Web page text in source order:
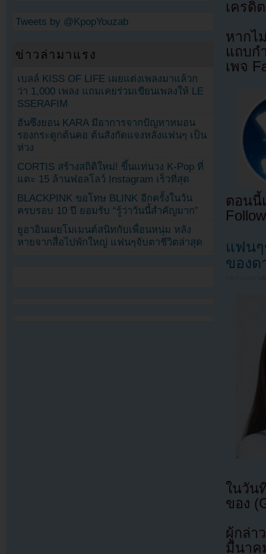
เครดิ
หากไ
แถบก
เพจ
ตอนนี้
แฟน
ของด
ในวัน
ของ
ผู้กล่า
มีนาค
Tweets by @KpopYouzab
ข่าวล่ามาแรง
เบลล์ KISS OF LIFE เผยแต่งเพลงมาแล้วก
ว่า 1,000 เพลง แถมเคยร่วมเขียนเพลงให้ LE
SSERAFIM
ฮันซึงยอน KARA มีอาการจากปัญหาหมอน
รองกระดูกต้นคอ ต้นสังกัดแจงหลังแฟนๆ เป็น
ห่วง
CORTIS สร้างสถิติใหม่! ขึ้นแท่นวง K-Pop ที่
แตะ 15 ล้านฟอลโลว์ Instagram เร็วที่สุด
BLACKPINK ขอโทษ BLINK อีกครั้งในวัน
ครบรอบ 10 ปี ยอมรับ “รู้ว่าวันนี้สำคัญมาก”
ยูอาอินเผยโมเมนต์สนิทกับเพื่อนหนุ่ม หลัง
หายจากสื่อไปพักใหญ่ แฟนๆจับตาชีวิตล่าสุด